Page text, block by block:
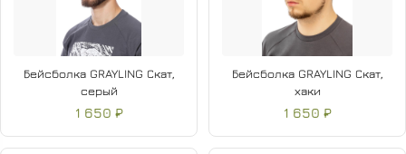
Бейсболка GRAYLING Скат,
серый
1 650 ₽
Бейсболка GRAYLING Скат,
хаки
1 650 ₽